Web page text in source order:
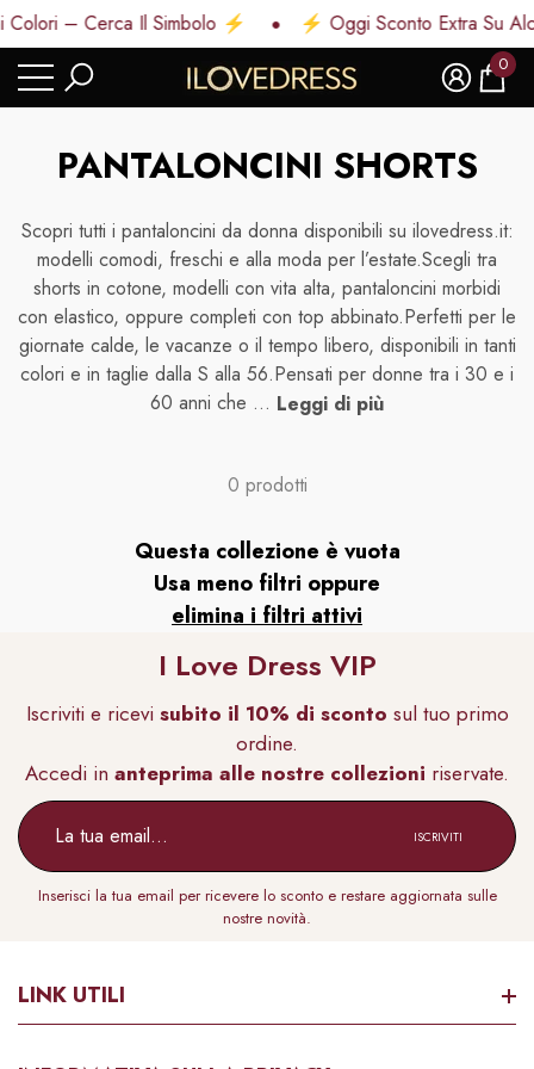
– Cerca Il Simbolo ⚡ ⚡ Oggi Sconto Extra Su
0
0
PANTALONCINI SHORTS
Scopri tutti i pantaloncini da donna disponibili su ilovedress.it:
modelli comodi, freschi e alla moda per l’estate.Scegli tra
shorts in cotone, modelli con vita alta, pantaloncini morbidi
con elastico, oppure completi con top abbinato.Perfetti per le
giornate calde, le vacanze o il tempo libero, disponibili in tanti
colori e in taglie dalla S alla 56.Pensati per donne tra i 30 e i
60 anni che ... Leggi di più
0 prodotti
Questa collezione è vuota
Usa meno filtri oppure
elimina i filtri attivi
I Love Dress VIP
Iscriviti e ricevi subito il 10% di sconto sul tuo primo
ordine.
Accedi in anteprima alle nostre collezioni riservate.
ISCRIVITI
Inserisci la tua email per ricevere lo sconto e restare aggiornata sulle
nostre novità.
LINK UTILI
11
I Love Dress
Tailleur Completo Donna
I Love
Tailleur 2 Pezzi